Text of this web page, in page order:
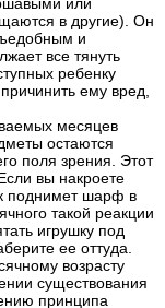
или
в другие). Он
и
все тянуть
ребенку
ему вред,
месяцев
остаются
поля зрения. Этот
вы накроете
поднимет шарф в
такой реакции
игрушку под
ее оттуда.
возрасту
существования
принципа